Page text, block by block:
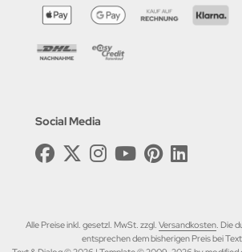
Social Media
Alle Preise inkl. gesetzl. MwSt. zzgl. Versandkosten. Die
entsprechen dem bisherigen Preis bei